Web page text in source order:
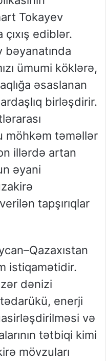
Tokayev
ediblər.
ümumi köklərə,
əsaslanan
birləşdirir.
möhkəm təməllər
illərdə artan
əyani
tapşırıqlar
istiqamətidir.
dənizi
enerji
və
tətbiqi kimi
mövzuları